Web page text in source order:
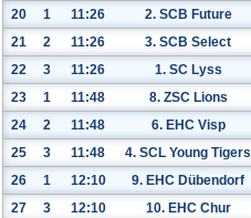
20
1 11:26 2. SCB Future
21
2 11:26 3. SCB Select
22
3 11:26 1. SC Lyss
23
1 11:48 8. ZSC Lions
24
2 11:48 6. EHC Visp
25
3 11:48 4. SCL Young Tigers
26
1 12:10 9. EHC Dübendorf
27
3 12:10 10. EHC Chur